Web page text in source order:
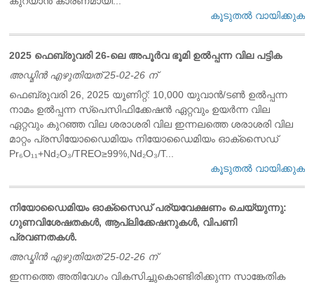
കൂടുതൽ വായിക്കുക
2025 ഫെബ്രുവരി 26-ലെ അപൂർവ ഭൂമി ഉൽപ്പന്ന വില പട്ടിക
അഡ്മിൻ എഴുതിയത് 25-02-26 ന്
ഫെബ്രുവരി 26, 2025 യൂണിറ്റ്: 10,000 യുവാൻ/ടൺ ഉൽപ്പന്ന
നാമം ഉൽപ്പന്ന സ്പെസിഫിക്കേഷൻ ഏറ്റവും ഉയർന്ന വില
ഏറ്റവും കുറഞ്ഞ വില ശരാശരി വില ഇന്നലത്തെ ശരാശരി വില
മാറ്റം പ്രസിയോഡൈമിയം നിയോഡൈമിയം ഓക്സൈഡ്
Pr₆O₁₁+Nd₂O₃/TREO≥99%,Nd₂O₃/T...
കൂടുതൽ വായിക്കുക
നിയോഡൈമിയം ഓക്സൈഡ് പര്യവേക്ഷണം ചെയ്യുന്നു:
ഗുണവിശേഷതകൾ, ആപ്ലിക്കേഷനുകൾ, വിപണി
പ്രവണതകൾ.
അഡ്മിൻ എഴുതിയത് 25-02-26 ന്
ഇന്നത്തെ അതിവേഗം വികസിച്ചുകൊണ്ടിരിക്കുന്ന സാങ്കേതിക